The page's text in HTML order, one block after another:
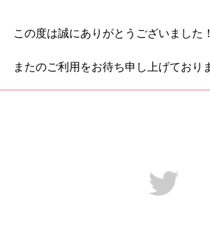
この度は誠にありがとうございました！
またのご利用をお待ち申し上げており